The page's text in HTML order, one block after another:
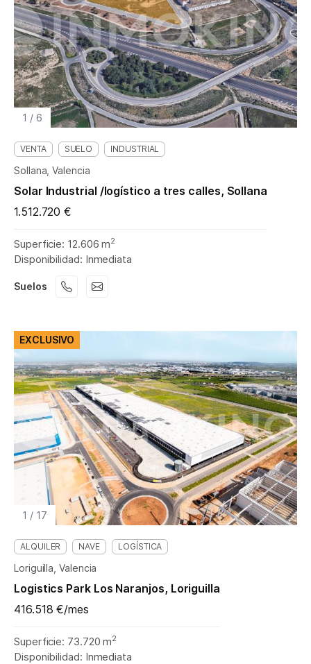
1 / 6
VENTA SUELO INDUSTRIAL
Sollana, Valencia
Solar Industrial /logístico a tres calles, Sollana
1.512.720 €
Superficie: 12.606 m2
Disponibilidad: Inmediata
Suelos
1 / 17
EXCLUSIVO
ALQUILER NAVE LOGÍSTICA
Loriguilla, Valencia
Logistics Park Los Naranjos, Loriguilla
416.518 €/mes
Superficie: 73.720 m2
Disponibilidad: Inmediata